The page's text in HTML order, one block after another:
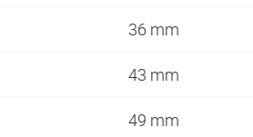
36 mm
43 mm
49 mm